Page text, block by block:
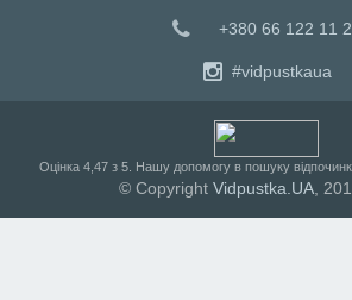
+380 66 122 11
#vidpustkaua
Оцiнка 4,47 з 5 . Нашу допомогу в пошуку
© Copyright Vidpustka.UA,